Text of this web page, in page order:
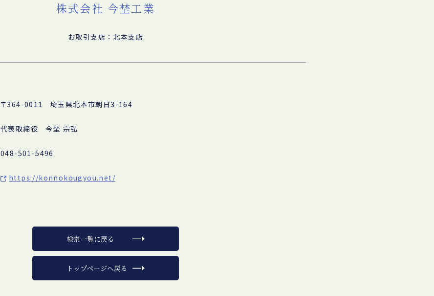
株式会社 今埜工業
お取引支店：北本支店
〒364-0011 埼玉県北本市朝日3-164
代表取締役 今埜 宗弘
048-501-5496
https://konnokougyou.net/
検索一覧に戻る
トップページへ戻る